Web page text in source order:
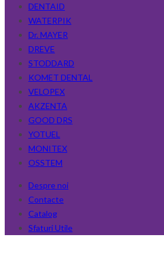
DENTAID
WATERPIK
Dr. MAYER
DREVE
STODDARD
KOMET DENTAL
VELOPEX
AKZENTA
GOOD DRS
YOTUEL
MONITEX
OSSTEM
Despre noi
Contacte
Catalog
Sfaturi Utile